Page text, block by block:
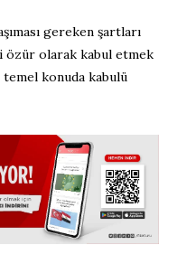
gereken şartları
özür olarak kabul etmek
konuda kabulü